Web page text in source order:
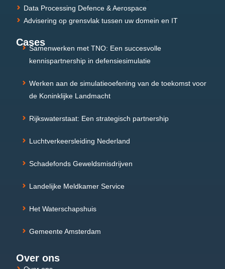
Data Processing Defence & Aerospace
Advisering op grensvlak tussen uw domein en IT
Cases
Samenwerken met TNO: Een succesvolle
kennispartnership in defensiesimulatie
Werken aan de simulatieoefening van de toekomst voor
de Koninklijke Landmacht
Rijkswaterstaat: Een strategisch partnership
Luchtverkeersleiding Nederland
Schadefonds Geweldsmisdrijven
Landelijke Meldkamer Service
Het Waterschapshuis
Gemeente Amsterdam
Over ons